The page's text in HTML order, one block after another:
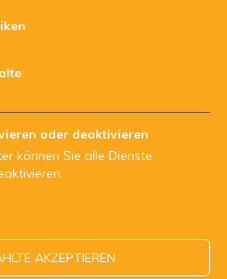
JUGENDDIENSTE - Str.Nr.
oder deaktivieren
können Sie alle Dienste
AKZEPTIEREN